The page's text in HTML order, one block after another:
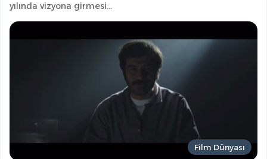
yılında vizyona girmesi…
Film Dünyası